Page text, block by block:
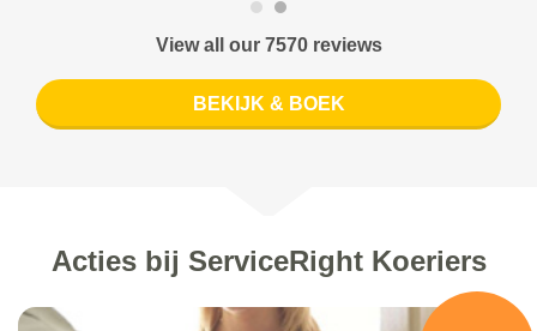
View all our 7570 reviews
BEKIJK & BOEK
Acties bij ServiceRight Koeriers